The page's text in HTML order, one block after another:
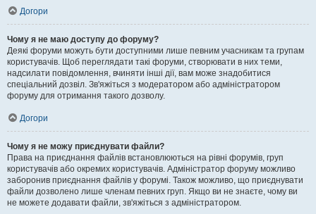
Догори
Чому я не маю доступу до форуму?
Деякі форуми можуть бути доступними лише певним учасникам та групам
користувачів. Щоб переглядати такі форуми, створювати в них теми,
надсилати повідомлення, вчиняти інші дії, вам може знадобитися
спеціальний дозвіл. Зв'яжіться з модератором або адміністратором
форуму для отримання такого дозволу.
Догори
Чому я не можу приєднувати файли?
Права на приєднання файлів встановлюються на рівні форумів, груп
користувачів або окремих користувачів. Адміністратор форуму можливо
заборонив приєднання файлів у форумі. Також можливо, що приєднувати
файли дозволено лише членам певних груп. Якщо ви не знаєте, чому ви
не можете додавати файли, зв'яжіться з адміністратором.